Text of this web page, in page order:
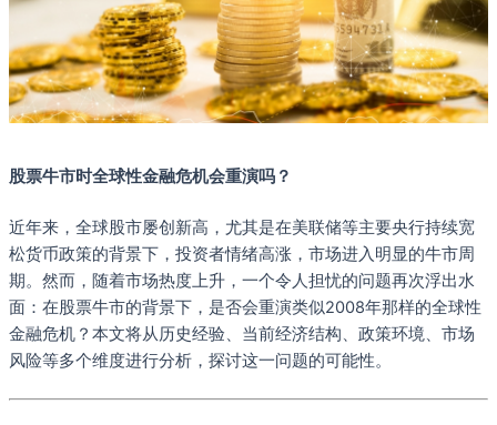
股票牛市时全球性金融危机会重演吗？
近年来，全球股市屡创新高，尤其是在美联储等主要央行持续宽
松货币政策的背景下，投资者情绪高涨，市场进入明显的牛市周
期。然而，随着市场热度上升，一个令人担忧的问题再次浮出水
面：在股票牛市的背景下，是否会重演类似2008年那样的全球性
金融危机？本文将从历史经验、当前经济结构、政策环境、市场
风险等多个维度进行分析，探讨这一问题的可能性。